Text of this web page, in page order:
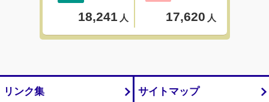
リンク集 サイトマップ